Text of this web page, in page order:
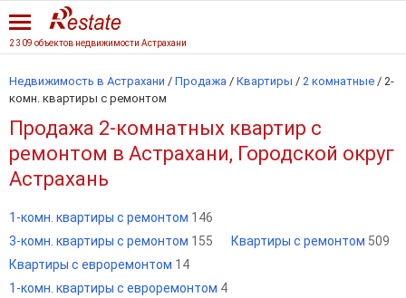
2 309 объектов недвижимости Астрахани
Недвижимость в Астрахани / Продажа / Квартиры / 2 комнатные / 2-
комн. квартиры с ремонтом
Продажа 2-комнатных квартир с
ремонтом в Астрахани, Городской округ
Астрахань
1-комн. квартиры с ремонтом 146
3-комн. квартиры с ремонтом 155 Квартиры с ремонтом 509
Квартиры с евроремонтом 14
1-комн. квартиры с евроремонтом 4